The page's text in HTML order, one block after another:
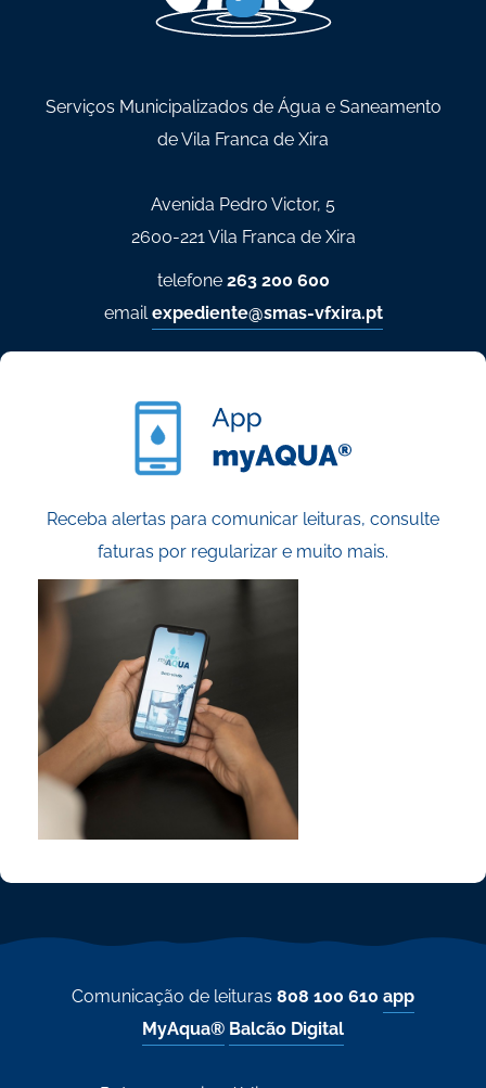
Serviços Municipalizados de Água e Saneamento
de Vila Franca de Xira
Avenida Pedro Victor, 5
2600-221 Vila Franca de Xira
telefone 263 200 600
emailexpediente@smas-vfxira.pt
Receba alertas para comunicar leituras, consulte
faturas por regularizar e muito mais.
Comunicação de leituras 808 100 610 app
MyAqua® Balcão Digital